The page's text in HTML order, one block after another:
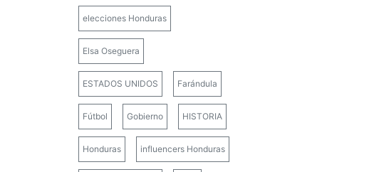
elecciones Honduras
Elsa Oseguera
ESTADOS UNIDOS Farándula
Fútbol Gobierno HISTORIA
Honduras influencers Honduras